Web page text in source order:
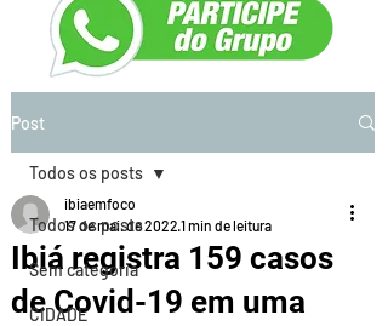
Post
Todos os posts
Sem categoria
CIDADE
Todos os posts
Ibiá registra 159 casos
de Covid-19 em uma
ibiaemfoco
17 de mai. de 2022 1 min de leitura